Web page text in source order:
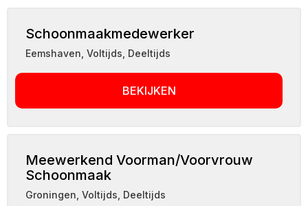
Schoonmaakmedewerker
Eemshaven Voltijds, Deeltijds
BEKIJKEN
Meewerkend Voorman/Voorvrouw
Schoonmaak
Groningen Voltijds, Deeltijds